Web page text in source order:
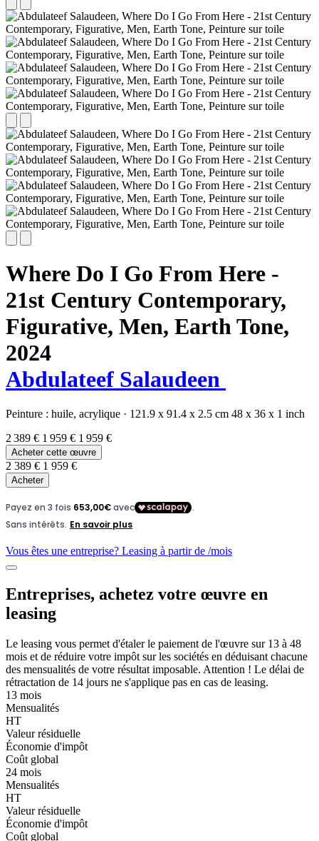
Where Do I Go From Here -
21st Century Contemporary,
Figurative, Men, Earth Tone,
2024
Abdulateef Salaudeen
Peinture : huile, acrylique · 121.9 x 91.4 x 2.5 cm 48 x 36 x 1 inch
2 389 € 1 959 € 1 959 €
Acheter cette œuvre
2 389 € 1 959 €
Acheter
Vous êtes une entreprise? Leasing à partir de /mois
Entreprises, achetez votre œuvre en
leasing
Le leasing vous permet d'étaler le paiement de l'œuvre sur 13 à 48
mois et de réduire votre impôt sur les sociétés en déduisant chacune
des mensualités de votre résultat imposable. Attention ! Le délai de
rétractation de 14 jours ne s'applique pas en cas de leasing.
13 mois
Mensualités
HT
Valeur résiduelle
Économie d'impôt
Coût global
24 mois
Mensualités
HT
Valeur résiduelle
Économie d'impôt
Coût global